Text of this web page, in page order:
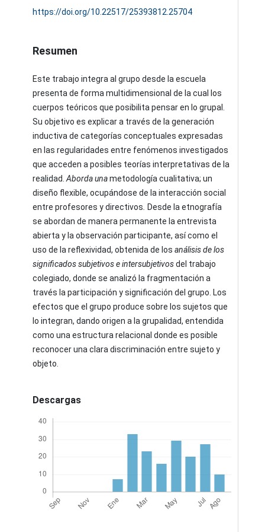
https://doi.org/10.22517/25393812.25704
Resumen
Este trabajo integra al grupo desde la escuela
presenta de forma multidimensional de la cual los
cuerpos teóricos que posibilita pensar en lo grupal.
Su objetivo es explicar a través de la generación
inductiva de categorías conceptuales expresadas
en las regularidades entre fenómenos investigados
que acceden a posibles teorías interpretativas de la
realidad.Aborda unametodología cualitativa; un
diseño flexible, ocupándose de la interacción social
entre profesores y directivos
Desde la etnografía
se abordan de manera permanente la entrevista
abierta y la observación participante, así como el
uso de la reflexividad, obtenida de los análisis de los
significados subjetivos e intersubjetivosdel trabajo
colegiado, donde se analizó la fragmentación a
través la participación y significación del grupo. Los
efectos que el grupo produce sobre los sujetos que
lo integran, dando origen a la grupalidad, entendida
como una estructura relacional donde es posible
reconocer una clara discriminación entre sujeto y
objeto.
Descargas